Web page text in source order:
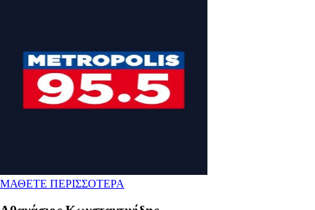
ΜΑΘΕΤΕ ΠΕΡΙΣΣΟΤΕΡΑ